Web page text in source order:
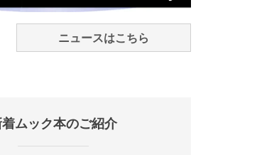
ニュースはこちら
ムック本のご紹介